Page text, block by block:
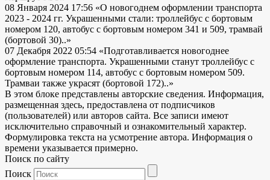
08 Января 2024 17:56 «О новогоднем оформлении транспорта
2023 - 2024 гг. Украшенными стали: троллейбус с бортовым
номером 120, автобус с бортовым номером 341 и 509, трамвай
(бортовой 30)..»
07 Декабря 2022 05:54 «Подготавливается новогоднее
оформление транспорта. Украшенными станут троллейбус с
бортовым номером 114, автобус с бортовым номером 509.
Трамваи также украсят (бортовой 172)..»
В этом блоке представлены авторские сведения. Информация,
размещенная здесь, предоставлена от подписчиков
(пользователей) или авторов сайта. Все записи имеют
исключительно справочный и ознакомительный характер.
Формулировка текста на усмотрение автора. Информация о
времени указывается примерно.
Поиск по сайту
Поиск